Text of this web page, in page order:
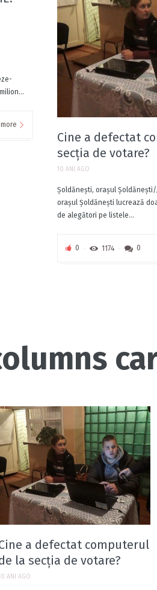
more
Cine a defectat
secţia de votare?
10 ANI AGO
Şoldăneşti, oraşul
oraşul Şoldăneşti lucrează
de alegători pe listele...
0 1174 0
a defectat computerul
la secţia de votare?
ANI AGO